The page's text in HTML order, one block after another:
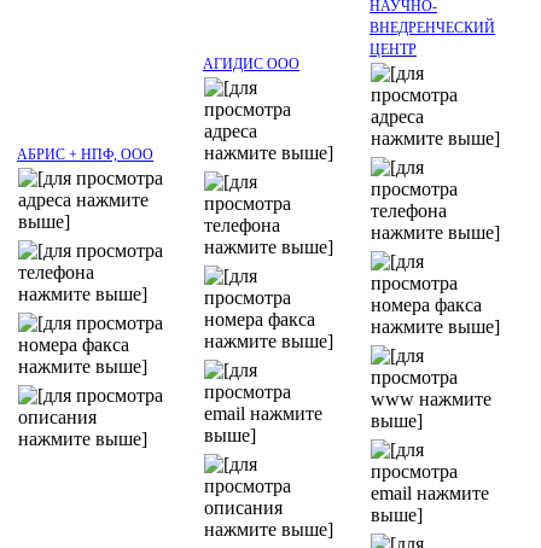
АБРИС + НПФ, ООО
АГИДИС ООО
НАУЧНО-
ВНЕДРЕНЧЕСКИЙ
ЦЕНТР